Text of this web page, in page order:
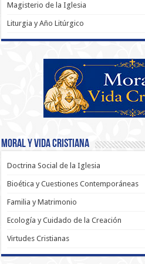
Magisterio de la Iglesia
Liturgia y Año Litúrgico
Moral y Vida Cristiana
Doctrina Social de la Iglesia
Bioética y Cuestiones Contemporáneas
Familia y Matrimonio
Ecología y Cuidado de la Creación
Virtudes Cristianas